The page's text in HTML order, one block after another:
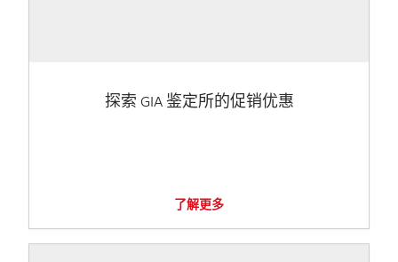
探索 GIA 鉴定所的促销优惠
了解更多